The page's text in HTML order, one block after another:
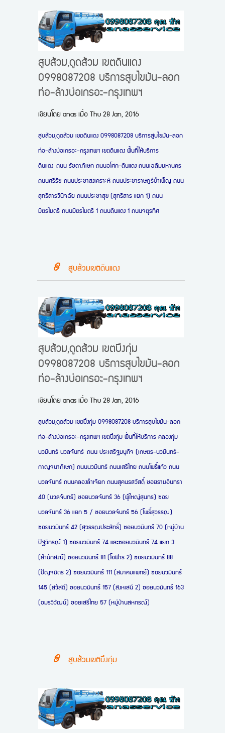
สูบส้วม,ดูดส้วม เขตดินแดง
0998087208 บริการสูบไขมัน-ลอก
ท่อ-ล้างบ่อเกรอะ-กรุงเทพฯ
เขียนโดย anas เมื่อ Thu 28 Jan, 2016
สูบส้วม,ดูดส้วม เขตดินแดง 0998087208 บริการสูบไขมัน-ลอก
ท่อ-ล้างบ่อเกรอะ-กรุงเทพฯ เขตดินแดง พื้นที่ให้บริการ
ดินแดง ถนน รัชดาภิเษก ถนนอโศก-ดินแดง ถนนเฉลิมมหานคร
ถนนศรีรัช ถนนประชาสงเคราะห์ ถนนประชาราษฎร์บำเพ็ญ ถนน
สุทธิสารวินิจฉัย ถนนประชาสุข (สุทธิสาร แยก 1) ถนน
มิตรไมตรี ถนนมิตรไมตรี 1 ถนนดินแดง 1 ถนนจตุรทิศ
สูบส้วมเขตดินแดง
สูบส้วม,ดูดส้วม เขตบึงกุ่ม
0998087208 บริการสูบไขมัน-ลอก
ท่อ-ล้างบ่อเกรอะ-กรุงเทพฯ
เขียนโดย anas เมื่อ Thu 28 Jan, 2016
สูบส้วม,ดูดส้วม เขตบึงกุ่ม 0998087208 บริการสูบไขมัน-ลอก
ท่อ-ล้างบ่อเกรอะ-กรุงเทพฯ เขตบึงกุ่ม พื้นที่ให้บริการ คลองกุ่ม
นวมินทร์ นวลจันทร์ ถนน ประเสริฐมนูกิจ (เกษตร-นวมินทร์-
กาญจนาภิเษก) ถนนนวมินทร์ ถนนเสรีไทย ถนนโพธิ์แก้ว ถนน
นวลจันทร์ ถนนคลองลำเจียก ถนนสุคนธสวัสดิ์ ซอยรามอินทรา
40 (นวลจันทร์) ซอยนวลจันทร์ 36 (ผู้ใหญ่สุนทร) ซอย
นวลจันทร์ 36 แยก 5 / ซอยนวลจันทร์ 56 (โพธิ์สุวรรณ)
ซอยนวมินทร์ 42 (สุวรรณประสิทธิ์) ซอยนวมินทร์ 70 (หมู่บ้าน
ปัฐวิกรณ์ 1) ซอยนวมินทร์ 74 และซอยนวมินทร์ 74 แยก 3
(สำนักสงฆ์) ซอยนวมินทร์ 81 (โอฬาร 2) ซอยนวมินทร์ 88
(ปัญจมิตร 2) ซอยนวมินทร์ 111 (สมาคมแพทย์) ซอยนวมินทร์
145 (สวัสดี) ซอยนวมินทร์ 157 (สิงหเสนี 2) ซอยนวมินทร์ 163
(อมรวิวัฒน์) ซอยเสรีไทย 57 (หมู่บ้านสหกรณ์)
สูบส้วมเขตบึงกุ่ม